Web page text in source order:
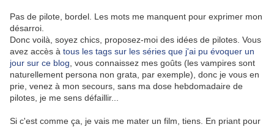
Pas de pilote, bordel. Les mots me manquent pour exprimer mon
désarroi.
Donc voilà, soyez chics, proposez-moi des idées de pilotes. Vous
avez accès à tous les tags sur les séries que j'ai pu évoquer un
jour sur ce blog , vous connaissez mes goûts (les vampires sont
naturellement persona non grata, par exemple), donc je vous en
prie, venez à mon secours, sans ma dose hebdomadaire de
pilotes, je me sens défaillir...
Si c'est comme ça, je vais me mater un film, tiens. En priant pour